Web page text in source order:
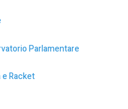
Parlamentare
e Racket